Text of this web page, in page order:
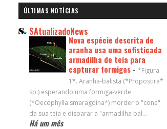
ÚLTIMAS NOTÍCIAS
SAtualizadoNews
Nova espécie descrita de
aranha usa uma sofisticada
armadilha de teia para
capturar formigas - *Figura
1*. Aranha-balista (*Propostira*
sp.) esperando uma formiga-verde
(*Oecophylla smaragdina*) morder o "cone"
da sua teia e disparar a "armadilha bal...
Há um mês